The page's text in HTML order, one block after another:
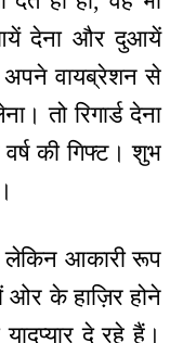
देना और दुआयें
अपने वायब्रेशन से
तो रिगार्ड देना
की गिफ्ट। शुभ
लेकिन आकारी रूप
ओर के हाज़िर होने
दे रहे हैं।